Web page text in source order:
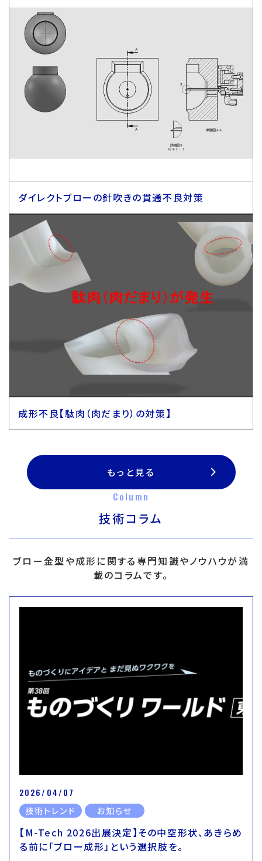
ダイレクトブローの針吹きの貫通不良対策
成形不良【駄肉（肉だまり）の対策】
もっと見る
Column
技術コラム
ブロー金型や成形に関する専門知識やノウハウが満
載のコラムです。
2026/04/07
技術トレンド お知らせ
【M-Tech 2026出展決定】その中空形状、あきらめ
る前に「ブロー成形」という選択肢を。